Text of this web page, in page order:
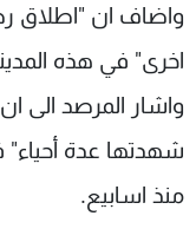
واضاف ان "اطلاق
اخرى" في هذه
واشار المرصد الى
شهدتها عدة أحياء"
منذ اسابيع.